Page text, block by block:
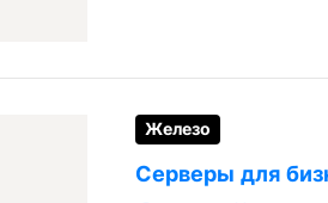
Железо
Серверы для